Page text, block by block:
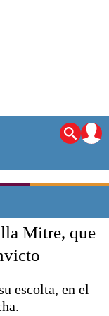
Mitre, que
escolta, en el